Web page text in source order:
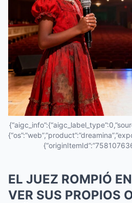
EL JUEZ ROMPIÓ
VER SUS PROPIOS